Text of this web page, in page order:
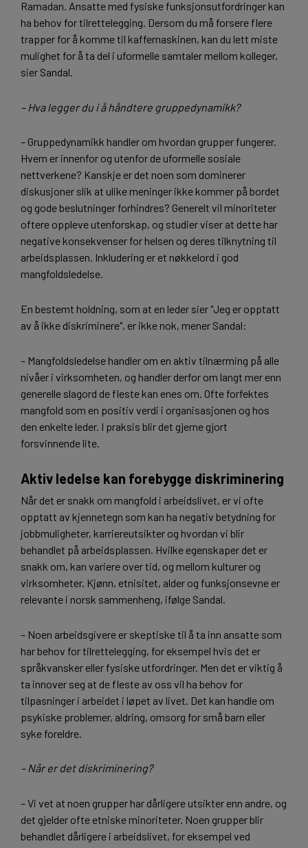
Ramadan. Ansatte med fysiske funksjonsutfordringer kan
ha behov for tilrettelegging. Dersom du må forsere flere
trapper for å komme til kaffemaskinen, kan du lett miste
mulighet for å ta del i uformelle samtaler mellom kolleger,
sier Sandal.
– Hva legger du i å håndtere gruppedynamikk?
– Gruppedynamikk handler om hvordan grupper fungerer.
Hvem er innenfor og utenfor de uformelle sosiale
nettverkene? Kanskje er det noen som dominerer
diskusjoner slik at ulike meninger ikke kommer på bordet
og gode beslutninger forhindres? Generelt vil minoriteter
oftere oppleve utenforskap, og studier viser at dette har
negative konsekvenser for helsen og deres tilknytning til
arbeidsplassen. Inkludering er et nøkkelord i god
mangfoldsledelse.
En bestemt holdning, som at en leder sier "Jeg er opptatt
av å ikke diskriminere", er ikke nok, mener Sandal:
– Mangfoldsledelse handler om en aktiv tilnærming på alle
nivåer i virksomheten, og handler derfor om langt mer enn
generelle slagord de fleste kan enes om. Ofte forfektes
mangfold som en positiv verdi i organisasjonen og hos
den enkelte leder. I praksis blir det gjerne gjort
forsvinnende lite.
Aktiv ledelse kan forebygge diskriminering
Når det er snakk om mangfold i arbeidslivet, er vi ofte
opptatt av kjennetegn som kan ha negativ betydning for
jobbmuligheter, karriereutsikter og hvordan vi blir
behandlet på arbeidsplassen. Hvilke egenskaper det er
snakk om, kan variere over tid, og mellom kulturer og
virksomheter. Kjønn, etnisitet, alder og funksjonsevne er
relevante i norsk sammenheng, ifølge Sandal.
– Noen arbeidsgivere er skeptiske til å ta inn ansatte som
har behov for tilrettelegging, for eksempel hvis det er
språkvansker eller fysiske utfordringer. Men det er viktig å
ta innover seg at de fleste av oss vil ha behov for
tilpasninger i arbeidet i løpet av livet. Det kan handle om
psykiske problemer, aldring, omsorg for små barn eller
syke foreldre.
– Når er det diskriminering?
– Vi vet at noen grupper har dårligere utsikter enn andre, og
det gjelder ofte etniske minoriteter. Noen grupper blir
behandlet dårligere i arbeidslivet, for eksempel ved